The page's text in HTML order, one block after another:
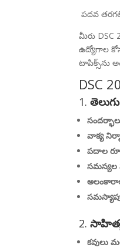
పదవ
మీరు DSC
ఉద్యోగాల
టాపిక్స్‌ను
DSC
1.
వాక్య
పదాల
సమస్యల
2.
కవులు